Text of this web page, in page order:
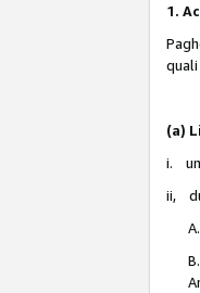
1.
(a)
i. un
ii,